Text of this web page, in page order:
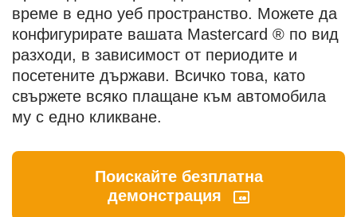
време в едно уеб пространство. Можете да
конфигурирате вашата Mastercard ® по вид
разходи, в зависимост от периодите и
посетените държави. Всичко това, като
свържете всяко плащане към автомобила
му с едно кликване.
Поискайте безплатна
демонстрация